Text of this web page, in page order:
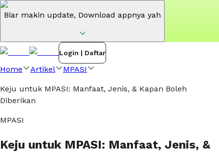
Biar makin update, Download appnya yah
Login | Daftar
Home Artikel MPASI
Keju untuk MPASI: Manfaat, Jenis, & Kapan Boleh
Diberikan
MPASI
Keju untuk MPASI: Manfaat, Jenis, &